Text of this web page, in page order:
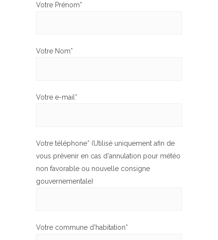
Votre Prénom*
Votre Nom*
Votre e-mail*
Votre téléphone* (Utilisé uniquement afin de
vous prévenir en cas d'annulation pour météo
non favorable ou nouvelle consigne
gouvernementale)
Votre commune d'habitation*